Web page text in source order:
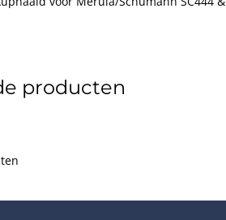
producten